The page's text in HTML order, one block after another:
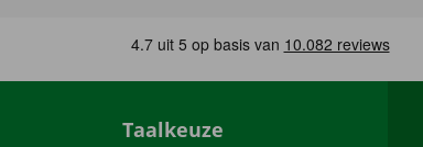
Taalkeuze